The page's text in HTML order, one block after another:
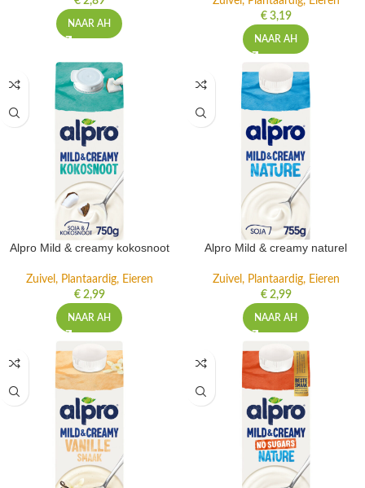
NAAR AH
€3,19
NAAR AH
Alpro Mild & creamy kokosnoot
Zuivel, Plantaardig, Eieren
€2,99
NAAR AH
Alpro Mild & creamy naturel
Zuivel, Plantaardig, Eieren
€2,99
NAAR AH